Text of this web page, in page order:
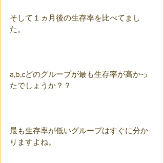
そして１ヵ月後の生存率を比べてまし
た。
a,b,cどのグループが最も生存率が高かっ
たでしょうか？？
最も生存率が低いグループはすぐに分か
りますよね。